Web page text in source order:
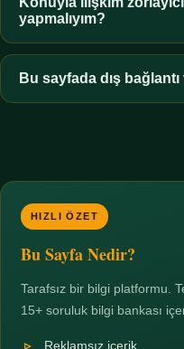
zorunluluktur.
yapmalıyım?
Zaman sınırı koyun,
profesyonel destek alın.
mevcuttur; yardım istemek
Bu sayfada dış bağlantı
HIZLI ÖZET
Bu Sayfa Nedir?
Tarafsız bir bilgi platformu.
15+ soruluk bilgi bankası
Reklamsız içerik